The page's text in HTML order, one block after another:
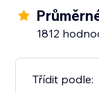
1812
Třídit podle: